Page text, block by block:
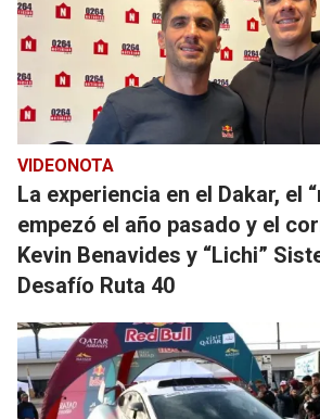
VIDEONOTA
La experiencia en el Dakar, el
empezó el año pasado y el
Kevin Benavides y “Lichi”
Desafío Ruta 40